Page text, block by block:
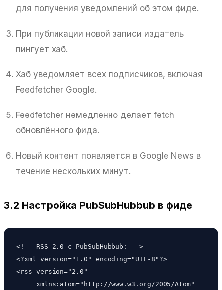
для получения уведомлений об этом фиде.
При публикации новой записи издатель
пингует хаб.
Хаб уведомляет всех подписчиков, включая
Feedfetcher Google.
Feedfetcher немедленно делает fetch
обновлённого фида.
Новый контент появляется в Google News в
течение нескольких минут.
3.2 Настройка PubSubHubbub в фиде
<!-- RSS 2.0 с PubSubHubbub: -->
<?xml version="1.0" encoding="UTF-8"?>
<rss version="2.0"
     xmlns:atom="http://www.w3.org/2005/Atom"